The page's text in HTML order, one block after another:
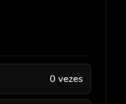
0 vezes